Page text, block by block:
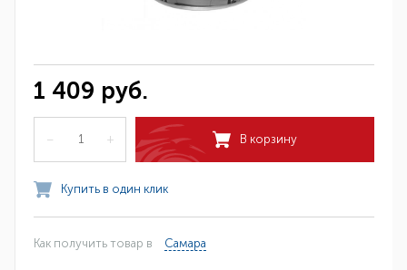
1 409 руб.
– + В корзину
Купить в один клик
Как получить товар в Самара